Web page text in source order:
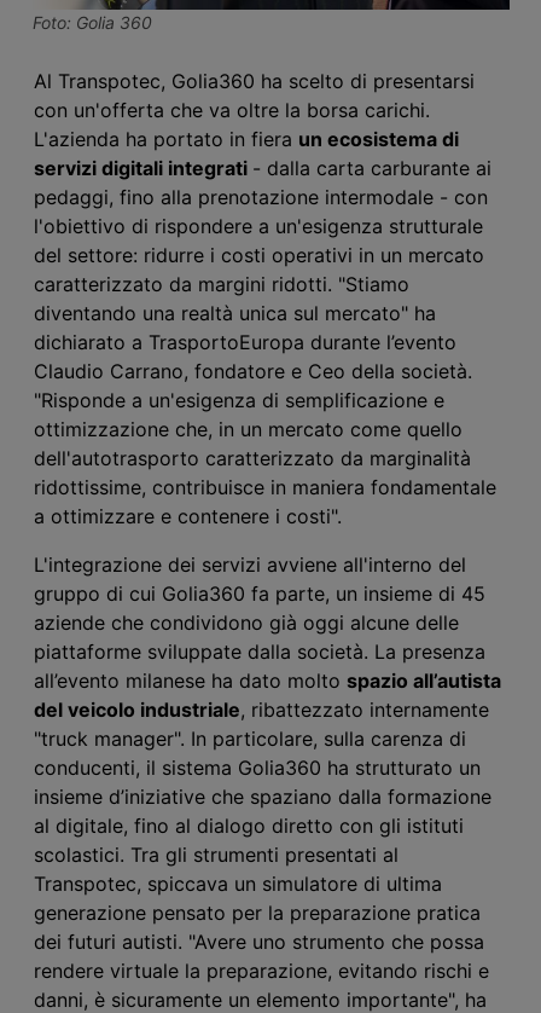
Foto: Golia 360
Al Transpotec, Golia360 ha scelto di presentarsi
con un'offerta che va oltre la borsa carichi.
L'azienda ha portato in fiera un ecosistema di
servizi digitali integrati - dalla carta carburante ai
pedaggi, fino alla prenotazione intermodale - con
l'obiettivo di rispondere a un'esigenza strutturale
del settore: ridurre i costi operativi in un mercato
caratterizzato da margini ridotti. "Stiamo
diventando una realtà unica sul mercato" ha
dichiarato a TrasportoEuropa durante l’evento
Claudio Carrano, fondatore e Ceo della società.
"Risponde a un'esigenza di semplificazione e
ottimizzazione che, in un mercato come quello
dell'autotrasporto caratterizzato da marginalità
ridottissime, contribuisce in maniera fondamentale
a ottimizzare e contenere i costi".
L'integrazione dei servizi avviene all'interno del
gruppo di cui Golia360 fa parte, un insieme di 45
aziende che condividono già oggi alcune delle
piattaforme sviluppate dalla società. La presenza
all’evento milanese ha dato molto spazio all’autista
del veicolo industriale, ribattezzato internamente
"truck manager". In particolare, sulla carenza di
conducenti, il sistema Golia360 ha strutturato un
insieme d’iniziative che spaziano dalla formazione
al digitale, fino al dialogo diretto con gli istituti
scolastici. Tra gli strumenti presentati al
Transpotec, spiccava un simulatore di ultima
generazione pensato per la preparazione pratica
dei futuri autisti. "Avere uno strumento che possa
rendere virtuale la preparazione, evitando rischi e
danni, è sicuramente un elemento importante", ha